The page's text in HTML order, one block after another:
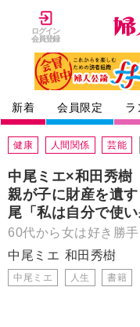
ログイン
会員登録
新着 会員限定 ラ
健康 人間関係 芸能
中尾ミエ×和田秀
親が子に財産を遺
尾「私は自分で使い
60代から女は好き勝
中尾ミエ 和田秀樹
中尾ミエ 人生 書籍